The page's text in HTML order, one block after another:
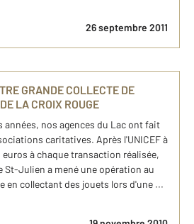
26 septembre 2011
GRANDE COLLECTE DE
LA CROIX ROUGE
années, nos agences du Lac ont fait
caritatives. Après l'UNICEF à
à chaque transaction réalisée,
St-Julien a mené une opération au
en collectant des jouets lors d'une ...